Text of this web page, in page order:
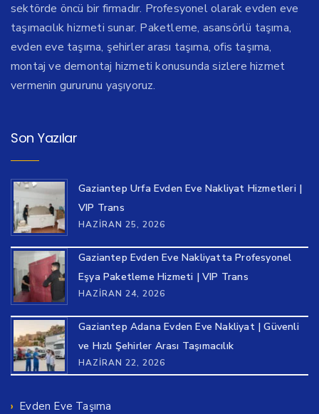
sektörde öncü bir firmadır. Profesyonel olarak evden eve
taşımacılık hizmeti sunar. Paketleme, asansörlü taşıma,
evden eve taşıma, şehirler arası taşıma, ofis taşıma,
montaj ve demontaj hizmeti konusunda sizlere hizmet
vermenin gururunu yaşıyoruz.
Son Yazılar
Gaziantep Urfa Evden Eve Nakliyat Hizmetleri |
VIP Trans
HAZIRAN 25, 2026
Gaziantep Evden Eve Nakliyatta Profesyonel
Eşya Paketleme Hizmeti | VIP Trans
HAZIRAN 24, 2026
Gaziantep Adana Evden Eve Nakliyat | Güvenli
ve Hızlı Şehirler Arası Taşımacılık
HAZIRAN 22, 2026
Evden Eve Taşıma